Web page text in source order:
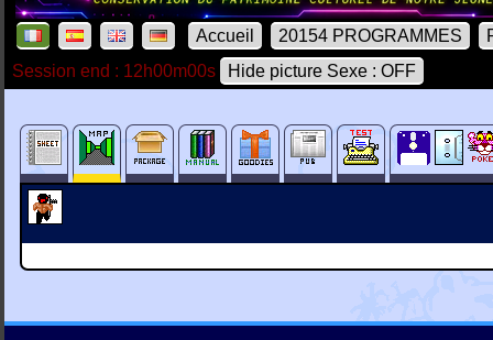
Accueil 20154 PROGRAMMES
Session end : 12h00m00s
Hide picture Sexe : OFF